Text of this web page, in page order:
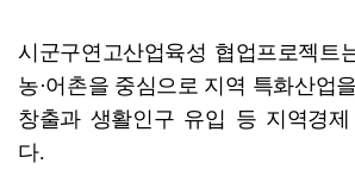
시군구연고산업육성 협업프로젝트
농·어촌을 중심으로 지역 특화산업
창출과 생활인구 유입 등 지역경
다.